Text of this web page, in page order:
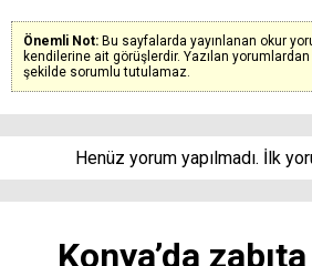
Önemli Not: Bu sayfalarda yayınlanan okur
kendilerine ait görüşlerdir. Yazılan
şekilde sorumlu tutulamaz.
Henüz yorum yapılmadı. İlk
Konya’da